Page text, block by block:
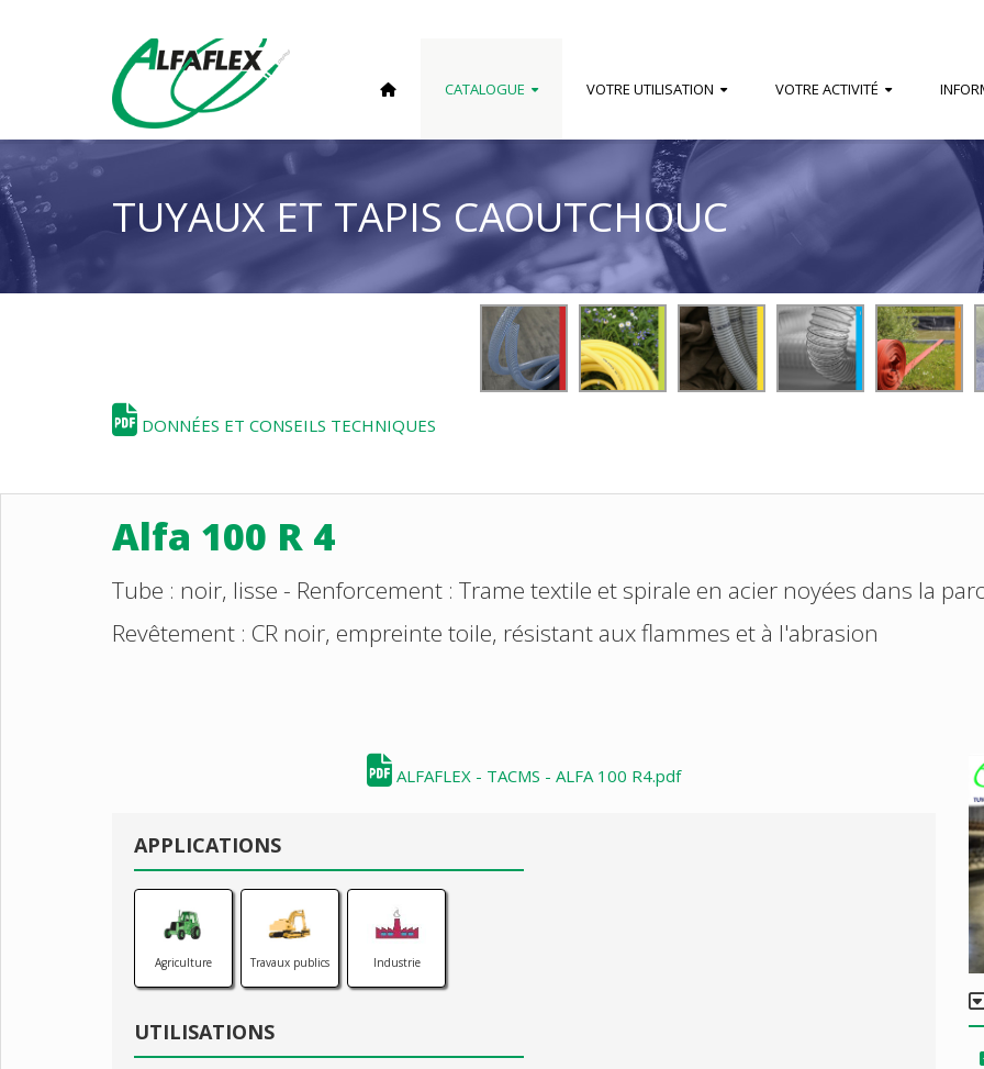
CATALOGUE VOTRE UTILISATION VOTRE ACTIVITÉ
TUYAUX ET TAPIS CAOUTCHOUC
DONNÉES ET CONSEILS TECHNIQUES
Alfa 100 R 4
Tube : noir, lisse - Renforcement : Trame textile et spirale en acier noyées dans la
Revêtement : CR noir, empreinte toile, résistant aux flammes et à l'abrasion
ALFAFLEX - TACMS - ALFA 100 R4.pdf
APPLICATIONS
Agriculture Travaux publics Industrie
UTILISATIONS